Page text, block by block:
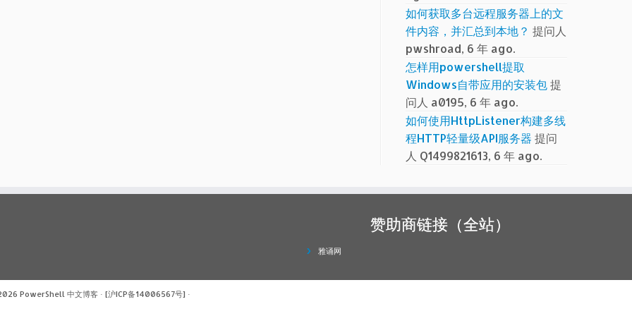
如何获取多台远程服务器上的文
件内容，并汇总到本地？ 提问人
pwshroad, 6 年 ago.
怎样用powershell提取
Windows自带应用的安装包提
问人 a0195, 6 年 ago.
如何使用HttpListener构建多线
程HTTP轻量级API服务器 提问
人 Q1499821613, 6 年 ago.
赞助商链接（全站）
雅诵网
PowerShell 中文博客 · [沪ICP备14006567号] ·